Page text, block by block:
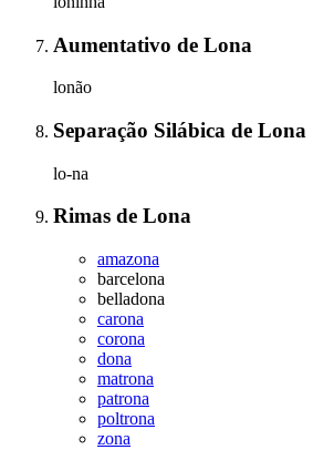
Aumentativo de Lona
lonão
Separação Silábica de Lona
lo-na
Rimas de Lona
amazona
barcelona
belladona
carona
corona
dona
matrona
patrona
poltrona
zona